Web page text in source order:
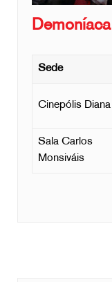
Demoníaca
Sede
Cinepólis Diana
Sala Carlos
Monsiváis